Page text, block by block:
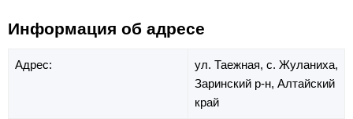
Информация об адресе
Адрес: ул. Таежная, с. Жуланиха,
Заринский р-н, Алтайский
край